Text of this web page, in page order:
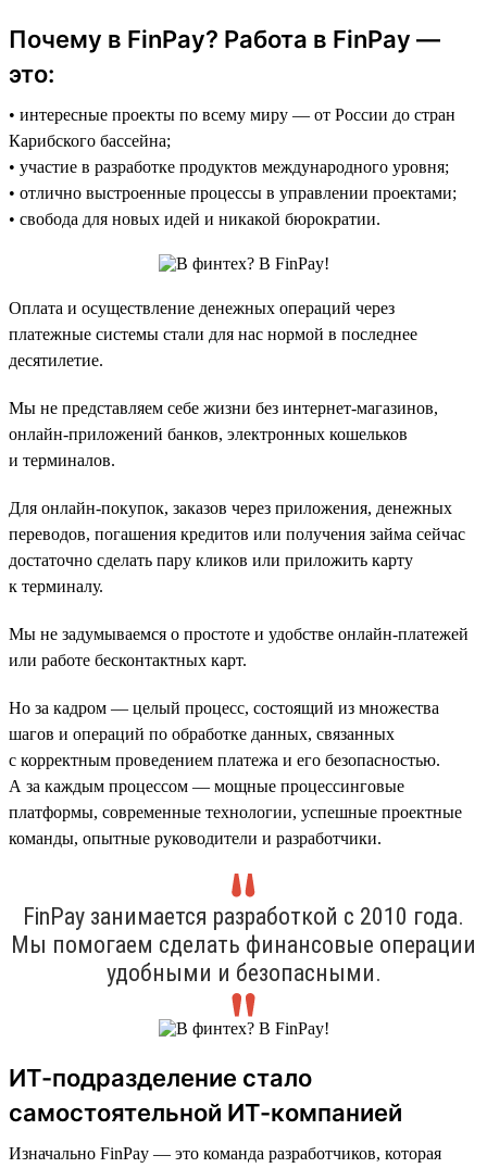
Почему в FinPay? Работа в FinPay —
это:
• интересные проекты по всему миру — от России до стран
Карибского бассейна;
• участие в разработке продуктов международного уровня;
• отлично выстроенные процессы в управлении проектами;
• свобода для новых идей и никакой бюрократии.
Оплата и осуществление денежных операций через
платежные системы стали для нас нормой в последнее
десятилетие.
Мы не представляем себе жизни без интернет-магазинов,
онлайн-приложений банков, электронных кошельков
и терминалов.
Для онлайн-покупок, заказов через приложения, денежных
переводов, погашения кредитов или получения займа сейчас
достаточно сделать пару кликов или приложить карту
к терминалу.
Мы не задумываемся о простоте и удобстве онлайн-платежей
или работе бесконтактных карт.
Но за кадром — целый процесс, состоящий из множества
шагов и операций по обработке данных, связанных
с корректным проведением платежа и его безопасностью.
А за каждым процессом — мощные процессинговые
платформы, современные технологии, успешные проектные
команды, опытные руководители и разработчики.
FinPay занимается разработкой с 2010 года.
Мы помогаем сделать финансовые операции
удобными и безопасными.
ИТ-подразделение стало
самостоятельной ИТ-компанией
Изначально FinPay — это команда разработчиков, которая